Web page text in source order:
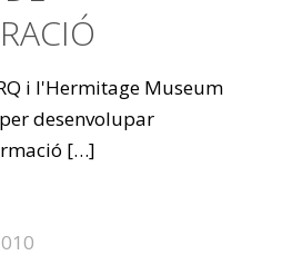
i l'Hermitage Museum
desenvolupar
[…]